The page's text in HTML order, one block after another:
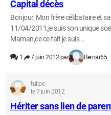
Capital décès
Bonjour, Mon frère célibataire et
11/04/2011,je suis son unique
Maman,ce ce fait je suis...
1 7 juin 2012 par Bernar65
tulipe
le 7 juin 2012
Hériter sans lien de